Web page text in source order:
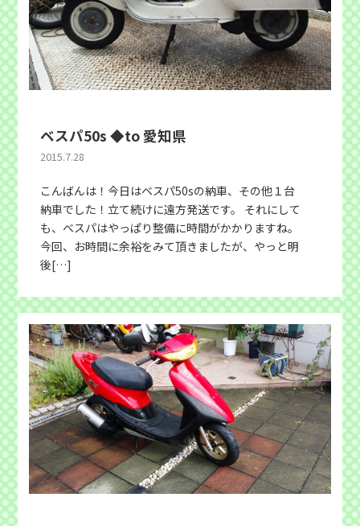
ベスパ50s ◆to 愛知県
2015.7.28
こんばんは！今日はベスパ50sの納車、その他１台
納車でした！立て続けに遠方発送です。 それにして
も、ベスパはやっぱり整備に時間がかかりますね。
今回、お時間に余裕をみて頂きましたが、やっと明
後[…]